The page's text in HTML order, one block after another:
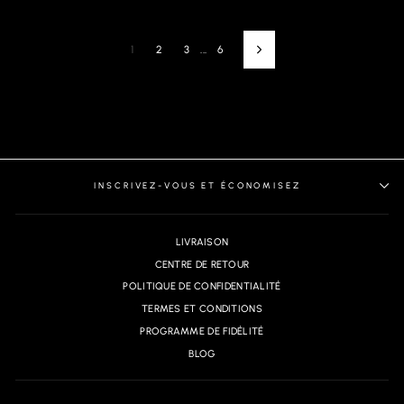
1 2 3 6 Next
INSCRIVEZ-VOUS ET ÉCONOMISEZ
LIVRAISON
CENTRE DE RETOUR
POLITIQUE DE CONFIDENTIALITÉ
TERMES ET CONDITIONS
PROGRAMME DE FIDÉLITÉ
BLOG